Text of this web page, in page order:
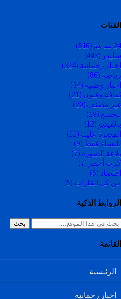
الفئات
24 ساعة
(516)
سليدر (443)
اخبار رحمانية (324)
رياضة (86)
أخبار وطنية (34)
ثقافة وفنون (21)
غير مصنف (20)
مجتمع (18)
بالفيديو (12)
الهضرة عليك (11)
للنساء فقط (9)
بلاغة الصورة (7)
كرت أحمر (7)
اقتصاد (5)
من كل القارات (5)
الروابط الذكية
بحث
القائمة
الرئيسية
اخبار رحمانية